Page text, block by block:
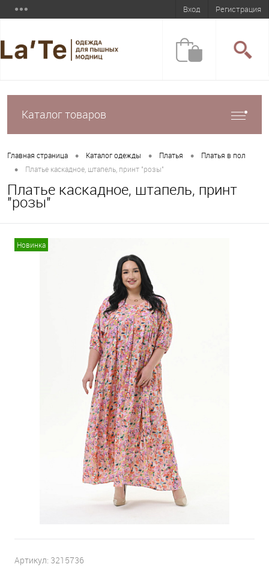
Вход Регистрация
Каталог товаров
Главная страница • Каталог одежды • Платья • Платья в пол
• Платье каскадное, штапель, принт "розы"
Платье каскадное, штапель, принт
"розы"
Новинка
Артикул: 3215736